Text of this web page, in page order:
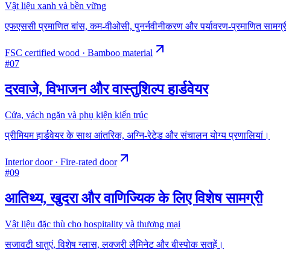
Vật liệu xanh và bền vững
एफएससी प्रमाणित बांस, कम-वीओसी, पुनर्नवीनीकरण और पर्यावरण-प्रमाणित
FSC certified wood · Bamboo material
#07
दरवाजे, विभाजन और वास्तुशिल्प हार्डवेयर
Cửa, vách ngăn và phụ kiện kiến trúc
प्रीमियम हार्डवेयर के साथ आंतरिक, अग्नि-रेटेड और संचालन योग्य प्रणालियां।
Interior door · Fire-rated door
#09
आतिथ्य, खुदरा और वाणिज्यिक के लिए विशेष सामग्री
Vật liệu đặc thù cho hospitality và thương mại
सजावटी धातुएं, विशेष ग्लास, लक्जरी लैमिनेट और बीस्पोक सतहें।